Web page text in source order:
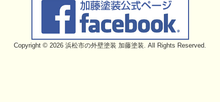
Copyright © 2026 浜松市の外壁塗装 加藤塗装. All Rights Reserved.